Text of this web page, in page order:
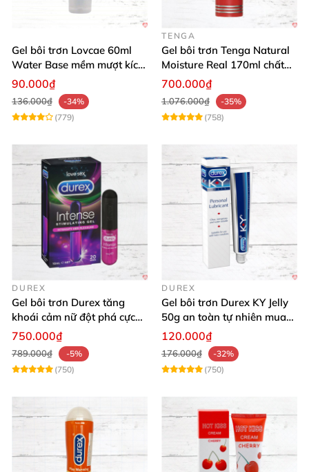
Gel bôi trơn Lovcae 60ml
Water Base mềm mượt kích
thích
90.000₫
136.000₫
-34%
(779)
TENGA
Gel bôi trơn Tenga Natural
Moisture Real 170ml chất
lượng cao mềm mượt an
700.000₫
1.076.000₫
-35%
(758)
DUREX
Gel bôi trơn Durex tăng
khoái cảm nữ đột phá cực
thích
750.000₫
789.000₫
-5%
(750)
DUREX
Gel bôi trơn Durex KY Jelly
50g an toàn tự nhiên mua
ngay
120.000₫
176.000₫
-32%
(750)